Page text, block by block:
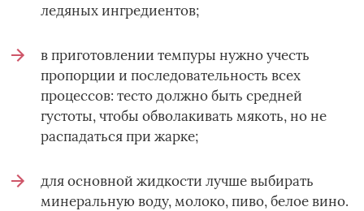
ледяных ингредиентов;
в приготовлении темпуры нужно учесть
пропорции и последовательность всех
процессов: тесто должно быть средней
густоты, чтобы обволакивать мякоть, но не
распадаться при жарке;
для основной жидкости лучше выбирать
минеральную воду, молоко, пиво, белое вино.